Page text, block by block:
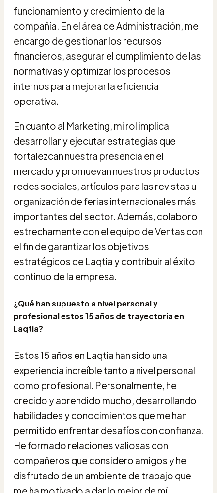
funcionamiento y crecimiento de la
compañía. En el área de Administración, me
encargo de gestionar los recursos
financieros, asegurar el cumplimiento de las
normativas y optimizar los procesos
internos para mejorar la eficiencia
operativa.
En cuanto al Marketing, mi rol implica
desarrollar y ejecutar estrategias que
fortalezcan nuestra presencia en el
mercado y promuevan nuestros productos:
redes sociales, artículos para las revistas u
organización de ferias internacionales más
importantes del sector. Además, colaboro
estrechamente con el equipo de Ventas con
el fin de garantizar los objetivos
estratégicos de Laqtia y contribuir al éxito
continuo de la empresa.
¿Qué han supuesto a nivel personal y
profesional estos 15 años de trayectoria en
Laqtia?
Estos 15 años en Laqtia han sido una
experiencia increíble tanto a nivel personal
como profesional. Personalmente, he
crecido y aprendido mucho, desarrollando
habilidades y conocimientos que me han
permitido enfrentar desafíos con confianza.
He formado relaciones valiosas con
compañeros que considero amigos y he
disfrutado de un ambiente de trabajo que
me ha motivado a dar lo mejor de mí.